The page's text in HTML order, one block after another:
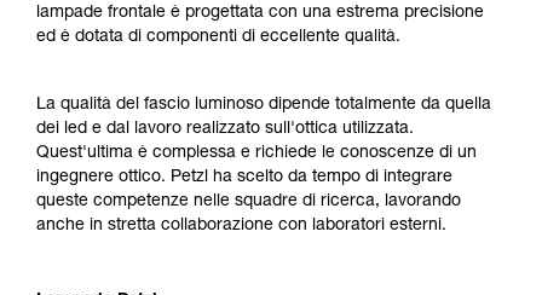
lampade frontale è progettata con una estrema precisione
ed è dotata di componenti di eccellente qualità.
La qualità del fascio luminoso dipende totalmente da quella
dei led e dal lavoro realizzato sull'ottica utilizzata.
Quest'ultima è complessa e richiede le conoscenze di un
ingegnere ottico. Petzl ha scelto da tempo di integrare
queste competenze nelle squadre di ricerca, lavorando
anche in stretta collaborazione con laboratori esterni.